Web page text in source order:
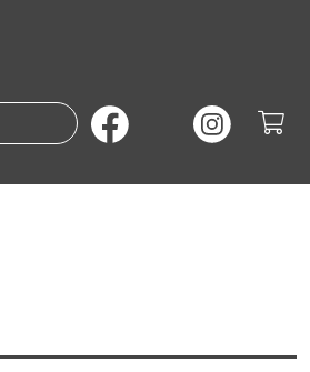
Suche nach Büchern oder